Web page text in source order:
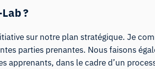
?
sur notre plan stratégique. Je
parties prenantes. Nous faisons
dans le cadre d’un